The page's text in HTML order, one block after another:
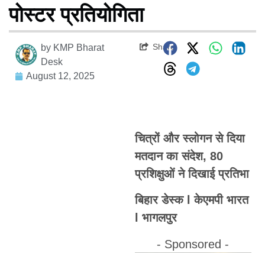
पोस्टर प्रतियोगिता
by KMP Bharat
Desk
August 12, 2025
Share
चित्रों और स्लोगन से दिया
मतदान का संदेश, 80
प्रशिक्षुओं ने दिखाई प्रतिभा
बिहार डेस्क l केएमपी भारत
l भागलपुर
- Sponsored -